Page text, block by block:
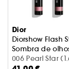
Dior
Diorshow Flash
Sombra de
006 Pearl Star